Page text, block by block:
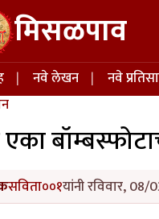
मिसळपाव
नवे लेखन नवे
एका
सविता००१यांनी रविवार,